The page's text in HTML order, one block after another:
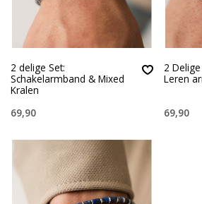
2 delige Set:
Schakelarmband & Mixed
Kralen
69,90
2
Leren
69,90